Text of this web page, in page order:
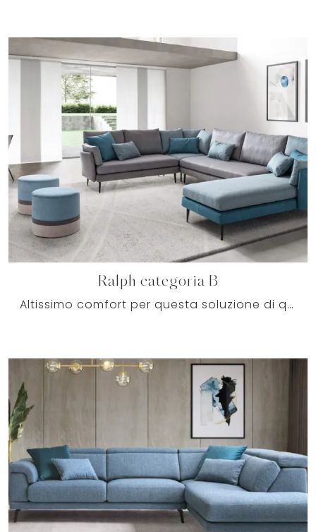
Ralph categoria B
Altissimo comfort per questa soluzione di qualità eccellente: tra molteplici divani ad angolo di Le Comfort, risalta per le sue doti di praticità e ...